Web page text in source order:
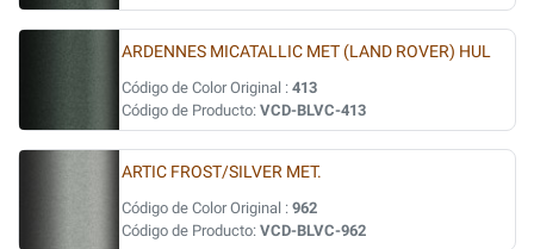
ARDENNES MICATALLIC MET (LAND ROVER) HUL
Código de Color Original : 413
Código de Producto: VCD-BLVC-413
ARTIC FROST/SILVER MET.
Código de Color Original : 962
Código de Producto: VCD-BLVC-962